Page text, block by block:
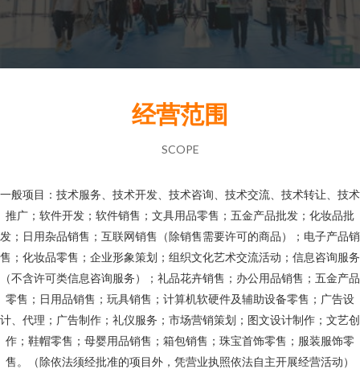
经营范围
SCOPE
一般项目：技术服务、技术开发、技术咨询、技术交流、技术转让、技术
推广；软件开发；软件销售；文具用品零售；五金产品批发；化妆品批
发；日用杂品销售；互联网销售（除销售需要许可的商品）；电子产品销
售；化妆品零售；企业形象策划；组织文化艺术交流活动；信息咨询服务
（不含许可类信息咨询服务）；礼品花卉销售；办公用品销售；五金产品
零售；日用品销售；玩具销售；计算机软硬件及辅助设备零售；广告设
计、代理；广告制作；礼仪服务；市场营销策划；图文设计制作；文艺创
作；鞋帽零售；母婴用品销售；箱包销售；珠宝首饰零售；服装服饰零
售。（除依法须经批准的项目外，凭营业执照依法自主开展经营活动）